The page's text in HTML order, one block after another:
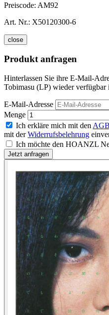
Preiscode: AM92
Art. Nr.: X50120300-6
close
Produkt anfragen
Hinterlassen Sie ihre E-Mail-
Tobimasu (LP) wieder verfügbar
E-Mail-Adresse
Menge
Ich erkläre mich mit den AGB
mit derWiderrufsbelehrung
Ich möchte den HOANZL